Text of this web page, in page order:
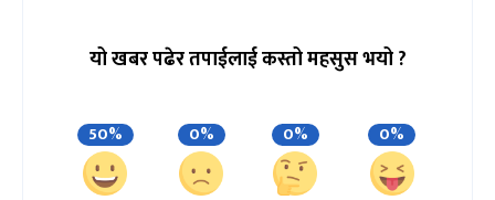
यो खबर पढेर तपाईलाई कस्तो महसुस भयो ?
50% 0% 0% 0%